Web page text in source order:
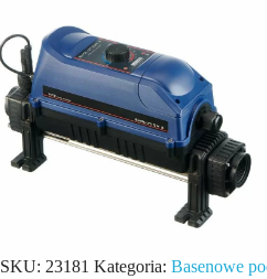
SKU: 23181 Kategoria: Basenowe